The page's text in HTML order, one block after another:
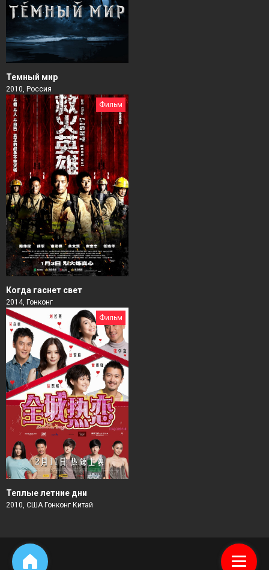
Темный мир
2010, Россия
Фильм
Когда гаснет свет
2014, Гонконг
Фильм
Теплые летние дни
2010, США Гонконг Китай